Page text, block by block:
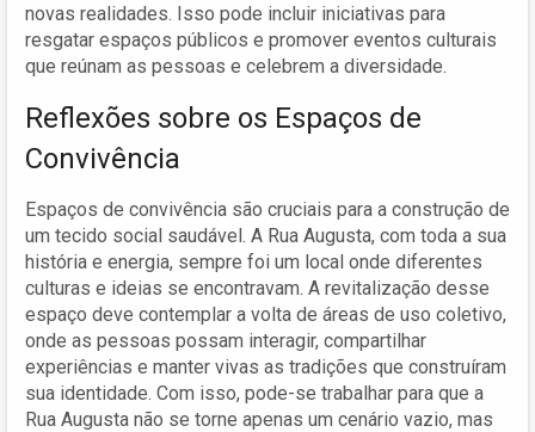
novas realidades. Isso pode incluir iniciativas para
resgatar espaços públicos e promover eventos culturais
que reúnam as pessoas e celebrem a diversidade.
Reflexões sobre os Espaços de
Convivência
Espaços de convivência são cruciais para a construção de
um tecido social saudável. A Rua Augusta, com toda a sua
história e energia, sempre foi um local onde diferentes
culturas e ideias se encontravam. A revitalização desse
espaço deve contemplar a volta de áreas de uso coletivo,
onde as pessoas possam interagir, compartilhar
experiências e manter vivas as tradições que construíram
sua identidade. Com isso, pode-se trabalhar para que a
Rua Augusta não se torne apenas um cenário vazio, mas